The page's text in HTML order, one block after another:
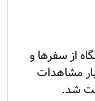
از سفرها و
مشاهدات
شد.